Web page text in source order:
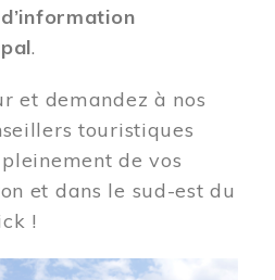
.
et demandez à nos
touristiques
de vos
et dans le sud-est du
!